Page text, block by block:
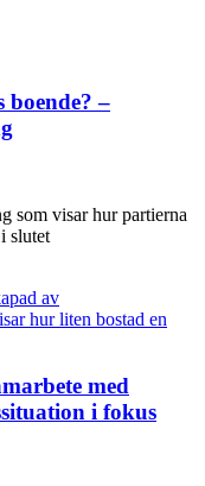
–
som visar hur partierna
slutet
med
i fokus